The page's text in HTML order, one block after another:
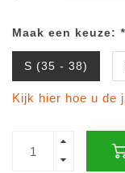
Maak een keuze: *
S (35 - 38)
Kijk hier hoe u de